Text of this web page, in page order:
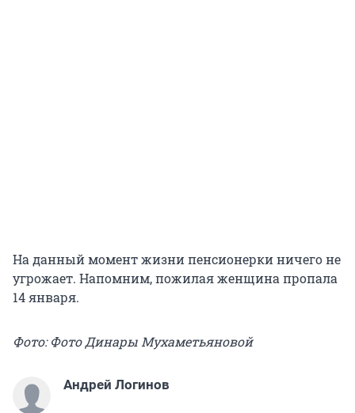
На данный момент жизни пенсионерки ничего не
угрожает. Напомним, пожилая женщина пропала
14 января.
Фото: Фото Динары Мухаметьяновой
Андрей Логинов